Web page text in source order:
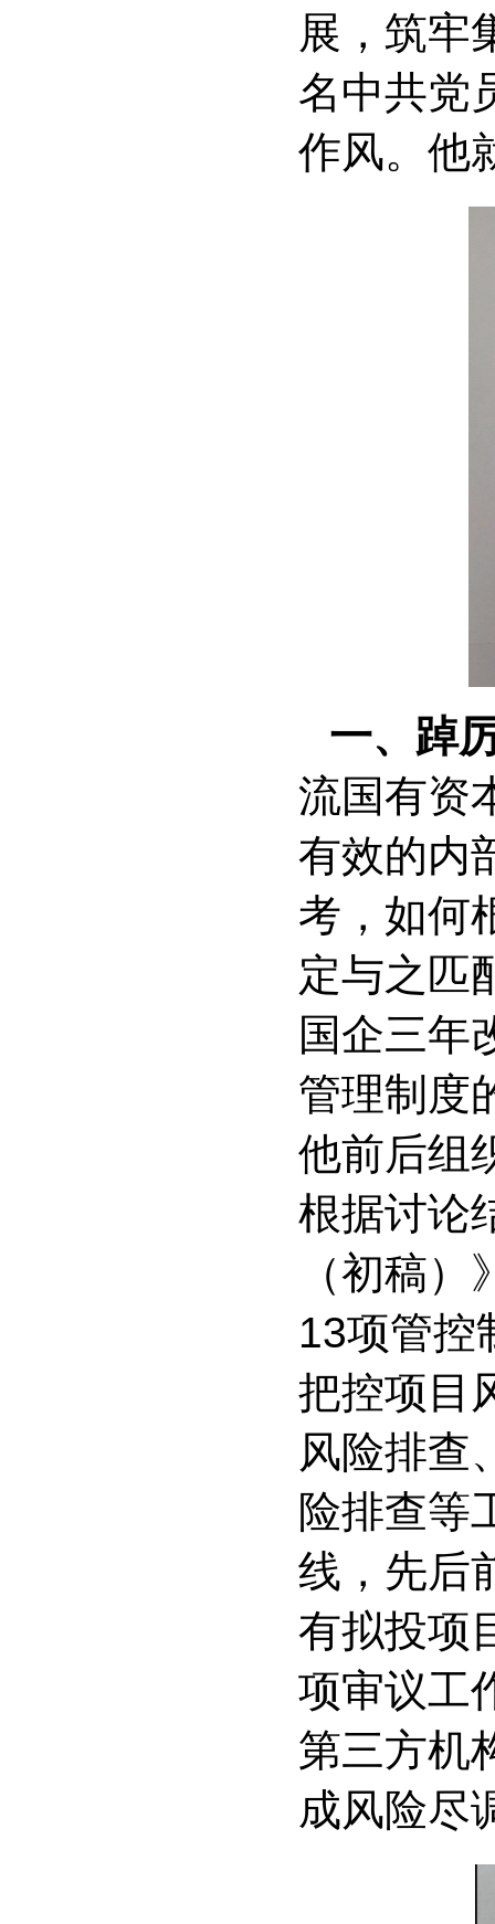
展，筑牢
名中共党
作风。他
一、踔
流国有资
有效的内
考，如何
定与之匹
国企三年
管理制度
他前后组
根据讨论
（初稿
13项管控
把控项目
风险排查
险排查等
线，先后
有拟投项
项审议工
第三方机
成风险尽